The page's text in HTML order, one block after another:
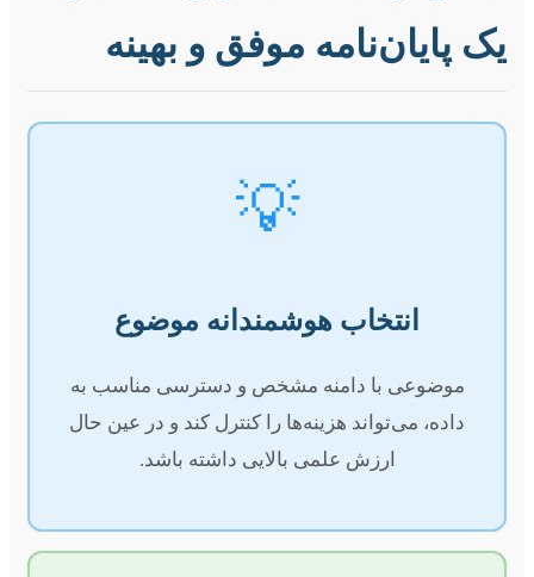
یک پایان‌نامه موفق و بهینه
💡
انتخاب هوشمندانه موضوع
موضوعی با دامنه مشخص و دسترسی مناسب به
داده، می‌تواند هزینه‌ها را کنترل کند و در عین حال
ارزش علمی بالایی داشته باشد.